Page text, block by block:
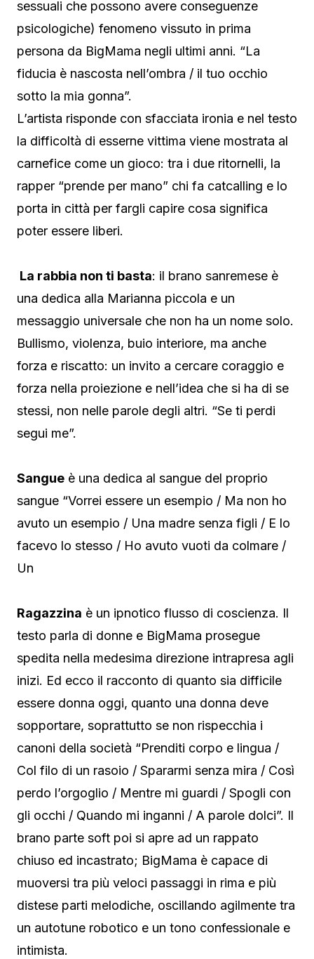
sessuali che possono avere conseguenze
psicologiche) fenomeno vissuto in prima
persona da BigMama negli ultimi anni. “La
fiducia è nascosta nell’ombra / il tuo occhio
sotto la mia gonna”.
L’artista risponde con sfacciata ironia e nel testo
la difficoltà di esserne vittima viene mostrata al
carnefice come un gioco: tra i due ritornelli, la
rapper “prende per mano” chi fa catcalling e lo
porta in città per fargli capire cosa significa
poter essere liberi.
La rabbia non ti basta: il brano sanremese è
una dedica alla Marianna piccola e un
messaggio universale che non ha un nome solo.
Bullismo, violenza, buio interiore, ma anche
forza e riscatto: un invito a cercare coraggio e
forza nella proiezione e nell’idea che si ha di se
stessi, non nelle parole degli altri. “Se ti perdi
segui me”.
Sangue è una dedica al sangue del proprio
sangue “Vorrei essere un esempio / Ma non ho
avuto un esempio / Una madre senza figli / E lo
facevo lo stesso / Ho avuto vuoti da colmare /
Un
Ragazzina è un ipnotico flusso di coscienza. Il
testo parla di donne e BigMama prosegue
spedita nella medesima direzione intrapresa agli
inizi. Ed ecco il racconto di quanto sia difficile
essere donna oggi, quanto una donna deve
sopportare, soprattutto se non rispecchia i
canoni della società “Prenditi corpo e lingua /
Col filo di un rasoio / Spararmi senza mira / Così
perdo l’orgoglio / Mentre mi guardi / Spogli con
gli occhi / Quando mi inganni / A parole dolci”. Il
brano parte soft poi si apre ad un rappato
chiuso ed incastrato; BigMama è capace di
muoversi tra più veloci passaggi in rima e più
distese parti melodiche, oscillando agilmente tra
un autotune robotico e un tono confessionale e
intimista.